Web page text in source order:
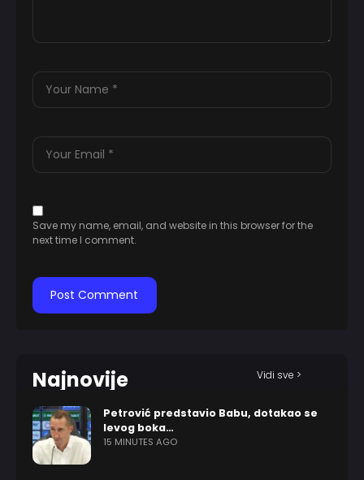
Save my name, email, and website in this browser for the
next time I comment.
Najnovije Vidi sve >
Petrović predstavio Babu, dotakao se
levog boka…
15 MINUTES AGO